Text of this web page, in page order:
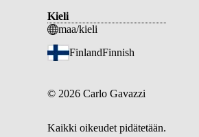
Kieli
maa/kieli
FinlandFinnish
© 2026 Carlo Gavazzi
Kaikki oikeudet pidätetään.